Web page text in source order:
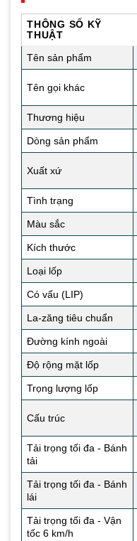
THÔNG SỐ KỸ
THUẬT
Tên sản phẩm
Tên gọi khác
Thương hiệu
Dòng sản phẩm
Xuất xứ
Tình trạng
Màu sắc
Kích thước
Loại lốp
Có vấu (LIP)
La-zăng tiêu chuẩn
Đường kính ngoài
Độ rộng mặt lốp
Trọng lượng lốp
Cấu trúc
Tải trọng tối đa - Bánh
tải
Tải trọng tối đa - Bánh
lái
Tải trọng tối đa - Vận
tốc 6 km/h